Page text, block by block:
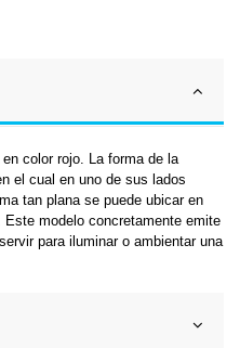
color rojo. La forma de la
el cual en uno de sus lados
tan plana se puede ubicar en
Este modelo concretamente emite
para iluminar o ambientar una